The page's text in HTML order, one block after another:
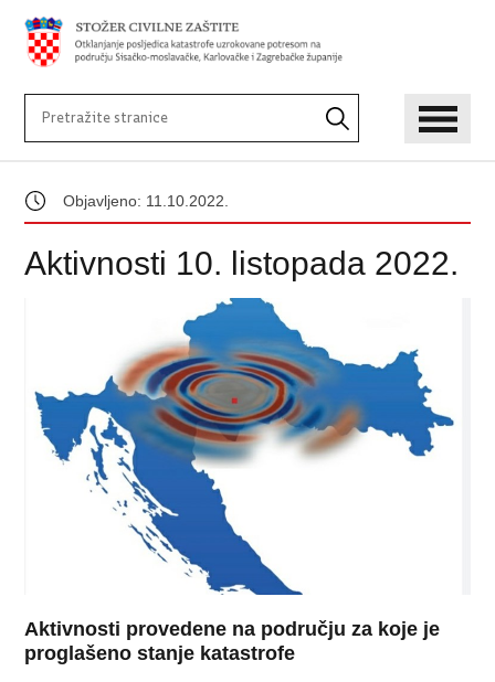
Objavljeno: 11.10.2022.
Aktivnosti 10. listopada 2022.
Aktivnosti provedene na području za koje je
proglašeno stanje katastrofe